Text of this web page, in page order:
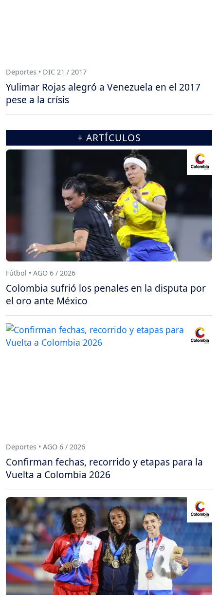
Deportes • DIC 21 / 2017
Yulimar Rojas alegró a Venezuela en el 2017
pese a la crísis
+ ARTÍCULOS
Fútbol • AGO 6 / 2026
Colombia sufrió los penales en la disputa por
el oro ante México
Deportes • AGO 6 / 2026
Confirman fechas, recorrido y etapas para la
Vuelta a Colombia 2026